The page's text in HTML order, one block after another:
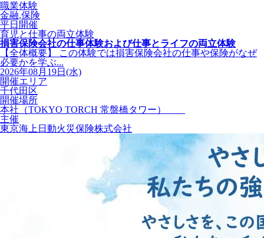
職業体験
金融,保険
平日開催
育児と仕事の両立体験
損害保険会社の仕事体験および仕事とライフの両立体験
【全体概要】 この体験では損害保険会社の仕事や保険がなぜ
必要かを学ぶ...
2026年08月19日(水)
開催エリア
千代田区
開催場所
本社（TOKYO TORCH 常盤橋タワー）
主催
東京海上日動火災保険株式会社